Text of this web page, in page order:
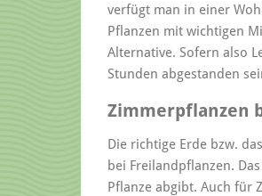
verfügt man in einer
Pflanzen mit wichtigen
Alternative. Sofern also
Stunden abgestanden
Zimmerpflanzen
Die richtige Erde bzw.
bei Freilandpflanzen.
Pflanze abgibt. Auch für